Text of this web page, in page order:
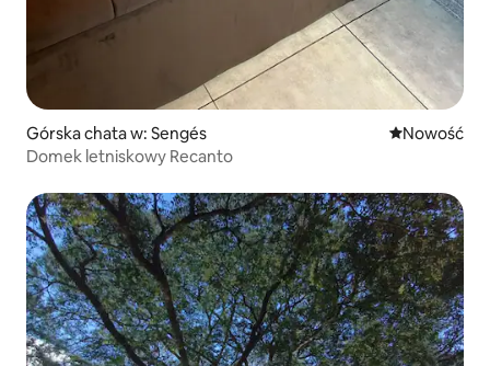
Górska chata w: Sengés Nowe
Nowość
Domek letniskowy Recanto